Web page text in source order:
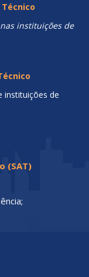
instituições de
instituições de
(SAT)